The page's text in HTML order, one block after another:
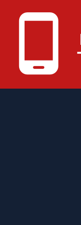
phone_android